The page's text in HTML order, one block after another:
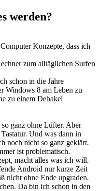
werden?
Konzepte, dass ich
zum alltäglichen Surfen
schon in die Jahre
Windows 8 am Leben zu
zu einem Debakel
ganz ohne Lüfter. Aber
Und was dann in
noch nicht so ganz geklärt.
ist problematisch.
macht alles was ich will.
Android nur kurze Zeit
nicht ohne Ende upgraden.
Da bin ich schon in den